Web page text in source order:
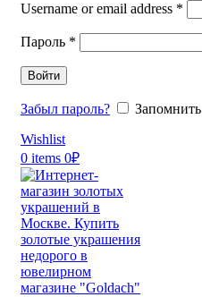
Username or email address *
Пароль *
Войти
Забыл пароль?
Запомнить
Wishlist
0 items 0₽